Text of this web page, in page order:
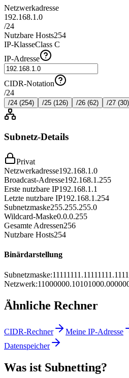
Netzwerkadresse
192.168.1.0
/24
Nutzbare Hosts254
IP-KlasseClass C
IP-Adresse
CIDR-Notation
/24
/24 (254) /25 (126) /26 (62) /27 (30)
Subnetz-Details
Privat
Netzwerkadresse192.168.1.0
Broadcast-Adresse192.168.1.255
Erste nutzbare IP192.168.1.1
Letzte nutzbare IP192.168.1.254
Subnetzmaske255.255.255.0
Wildcard-Maske0.0.0.255
Gesamte Adressen256
Nutzbare Hosts254
Binärdarstellung
Subnetzmaske:
Netzwerk:
Ähnliche Rechner
CIDR-Rechner Meine IP-Adresse
Datenspeicher
Was ist Subnetting?